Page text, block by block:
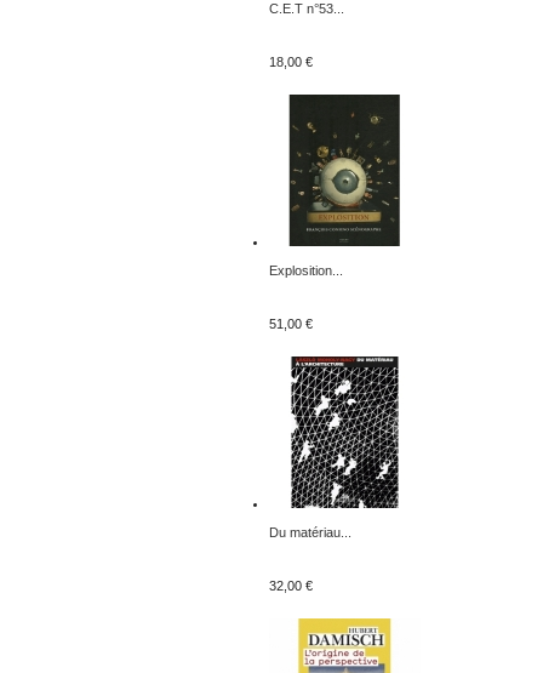
C.E.T n°53...
18,00 €
Explosition...
51,00 €
Du matériau...
32,00 €